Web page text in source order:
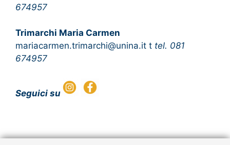
674957
Trimarchi Maria Carmen
mariacarmen.trimarchi@unina.it t tel. 081
674957
Seguici su